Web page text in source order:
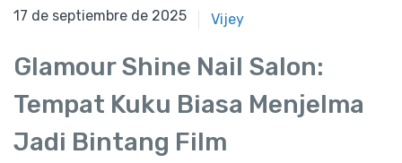
17 de septiembre de 2025
17 de septiembre de 2025 Vijey
Glamour Shine Nail Salon:
Tempat Kuku Biasa Menjelma
Jadi Bintang Film